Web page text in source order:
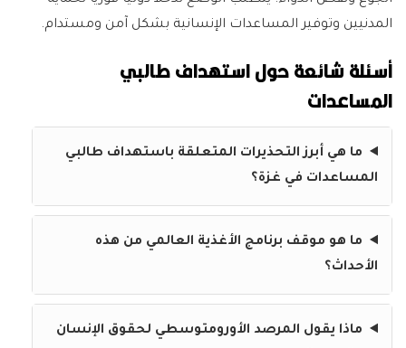
المدنيين وتوفير المساعدات الإنسانية بشكل آمن ومستدام.
أسئلة شائعة حول استهداف طالبي
المساعدات
ما هي أبرز التحذيرات المتعلقة باستهداف طالبي
المساعدات في غزة؟
ما هو موقف برنامج الأغذية العالمي من هذه
الأحداث؟
ماذا يقول المرصد الأورومتوسطي لحقوق الإنسان